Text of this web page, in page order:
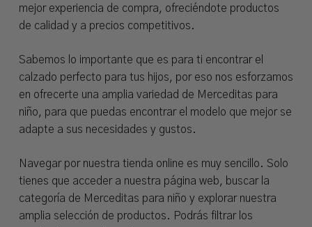
mejor experiencia de compra, ofreciéndote productos
de calidad y a precios competitivos.
Sabemos lo importante que es para ti encontrar el
calzado perfecto para tus hijos, por eso nos esforzamos
en ofrecerte una amplia variedad de Merceditas para
niño, para que puedas encontrar el modelo que mejor se
adapte a sus necesidades y gustos.
Navegar por nuestra tienda online es muy sencillo. Solo
tienes que acceder a nuestra página web, buscar la
categoría de Merceditas para niño y explorar nuestra
amplia selección de productos. Podrás filtrar los